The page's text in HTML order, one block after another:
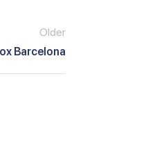
Older
Barcelona